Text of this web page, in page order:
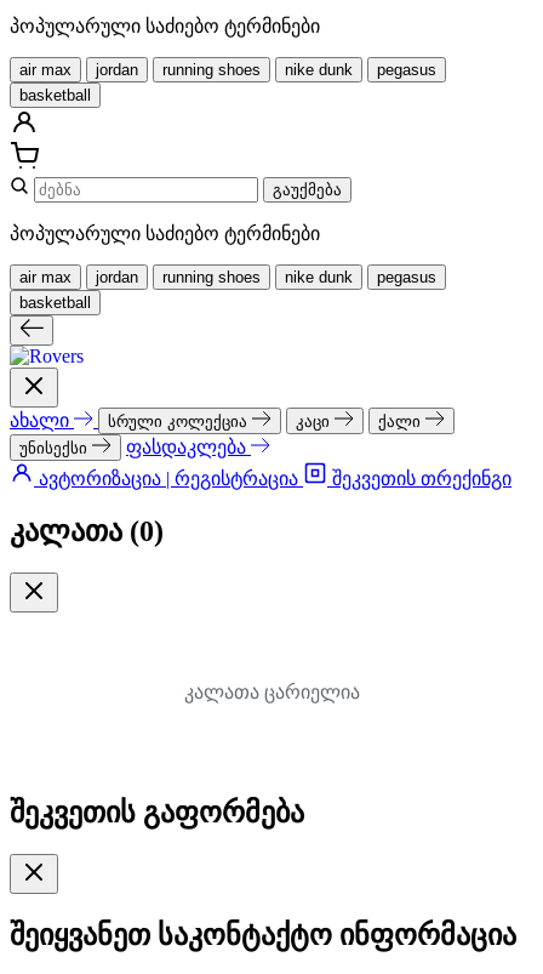
პოპულარული საძიებო ტერმინები
air max jordan running shoes nike dunk
pegasus
basketball
გაუქმება
პოპულარული საძიებო ტერმინები
air max jordan running shoes nike dunk
pegasus
basketball
ახალი სრული კოლექცია კაცი
ქალი
უნისექსი
ფასდაკლება
ავტორიზაცია | რეგისტრაცია
შეკვეთის თრექინგი
კალათა (0)
კალათა ცარიელია
შეკვეთის გაფორმება
შეიყვანეთ საკონტაქტო ინფორმაცია